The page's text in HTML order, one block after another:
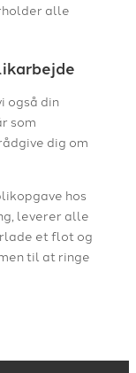
alle
også din
som
dig om
hos
leverer alle
et flot og
til at ringe